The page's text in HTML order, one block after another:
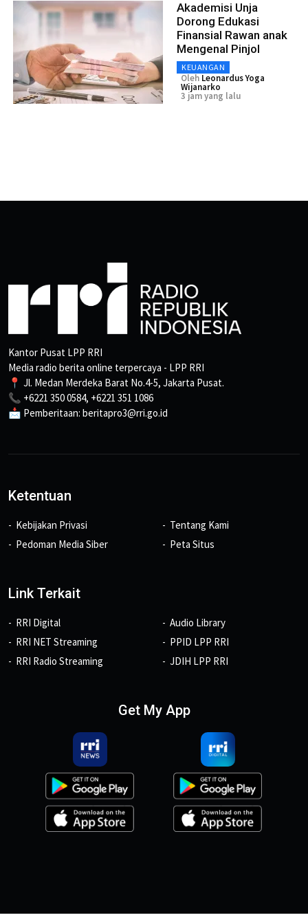
Akademisi Unja
Dorong Edukasi
Finansial Rawan anak
Mengenal Pinjol
KEUANGAN
Oleh Leonardus Yoga
Wijanarko
3 jam yang lalu
Kantor Pusat LPP RRI
Media radio berita online terpercaya - LPP RRI
📍 Jl. Medan Merdeka Barat No.4-5, Jakarta Pusat.
📞 +6221 350 0584, +6221 351 1086
📩 Pemberitaan: beritapro3@rri.go.id
Ketentuan
Kebijakan Privasi
Pedoman Media Siber
Tentang Kami
Peta Situs
Link Terkait
RRI Digital
RRI NET Streaming
RRI Radio Streaming
Audio Library
PPID LPP RRI
JDIH LPP RRI
Get My App